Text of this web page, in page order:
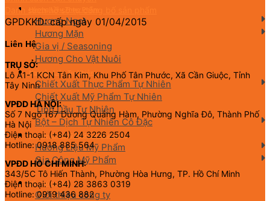
Hương Ngọt
Hương Mặn
Gia vị / Seasoning
Hương Cho Vật Nuôi
Nguyên Liệu Tự Nhiên
Chiết Xuất Thực Phẩm Tự Nhiên
Chiết Xuất Mỹ Phẩm Tự Nhiên
Tinh Dầu Tự Nhiên
Bột – Dịch Tự Nhiên Cô Đặc
Hương Liệu Mỹ Phẩm & Gia Công
Hương Liệu Mỹ Phẩm
Gia Công Mỹ Phẩm
Về chúng tôi
Giới thiệu công ty
Danh sách hồ sơ tự công bố sản phẩm
GPDKKD: cấp ngày 01/04/2015
Liên Hệ
TRỤ SỞ:
Lô A1-1 KCN Tân Kim, Khu Phố Tân Phước, Xã Cần Giuộc, Tỉnh
Tây Ninh
VPĐD HÀ NỘI:
Số 7 Ngõ 167 Dương Quảng Hàm, Phường Nghĩa Đô, Thành Phố
Hà Nội
Điện thoại: (+84) 24 3226 2504
Hotline: 0918 885 564
VPĐD HỒ CHÍ MINH:
343/5C Tô Hiến Thành, Phường Hòa Hưng, TP. Hồ Chí Minh
Điện thoại: (+84) 28 3863 0319
Hotline: 0919 436 882